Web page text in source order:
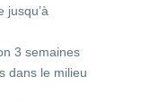
jusqu’à
3 semaines
dans le milieu